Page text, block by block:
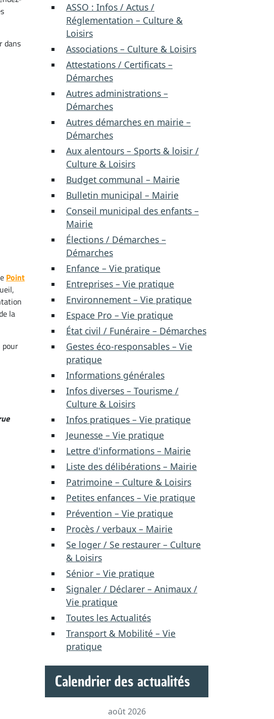
dans
Point
la
pour
ASSO : Infos / Actus /
Réglementation – Culture &
Loisirs
Associations – Culture & Loisirs
Attestations / Certificats –
Démarches
Autres administrations –
Démarches
Autres démarches en mairie –
Démarches
Aux alentours – Sports & loisir /
Culture & Loisirs
Budget communal – Mairie
Bulletin municipal – Mairie
Conseil municipal des enfants –
Mairie
Élections / Démarches –
Démarches
Enfance – Vie pratique
Entreprises – Vie pratique
Environnement – Vie pratique
Espace Pro – Vie pratique
État civil / Funéraire – Démarches
Gestes éco-responsables – Vie
pratique
Informations générales
Infos diverses – Tourisme /
Culture & Loisirs
Infos pratiques – Vie pratique
Jeunesse – Vie pratique
Lettre d'informations – Mairie
Liste des délibérations – Mairie
Patrimoine – Culture & Loisirs
Petites enfances – Vie pratique
Prévention – Vie pratique
Procès / verbaux – Mairie
Se loger / Se restaurer – Culture
& Loisirs
Sénior – Vie pratique
Signaler / Déclarer – Animaux /
Vie pratique
Toutes les Actualités
Transport & Mobilité – Vie
pratique
Calendrier des actualités
août 2026